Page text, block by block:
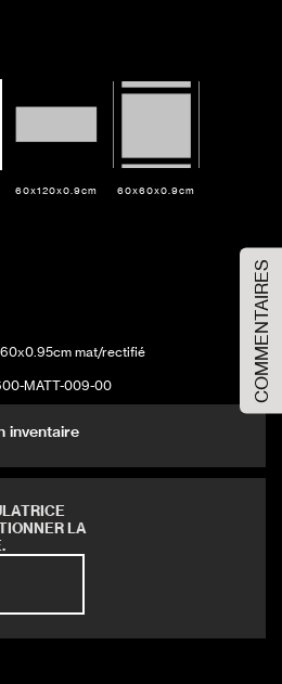
60x120x0.9cm 60x60x0.9cm
mat/rectifié
MATT-009-00
inventaire
LA
COMMENTAIRES